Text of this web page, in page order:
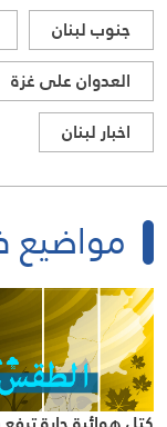
جنوب لبنان
العدوان على غزة
اخبار لبنان
مواضيع